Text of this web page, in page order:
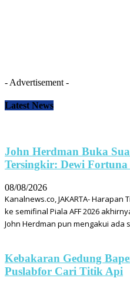
- Advertisement -
Latest News
John Herdman Buka
Tersingkir: Dewi Fortuna
08/08/2026
Kanalnews.co, JAKARTA-
ke semifinal Piala AFF 2026
John Herdman pun mengakui ada
Kebakaran Gedung
Puslabfor Cari Titik Api